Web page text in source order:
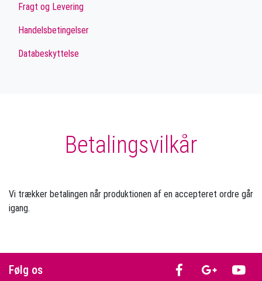
Fragt og Levering
Handelsbetingelser
Databeskyttelse
Betalingsvilkår
Vi trækker betalingen når produktionen af en accepteret ordre går
igang.
Følg os